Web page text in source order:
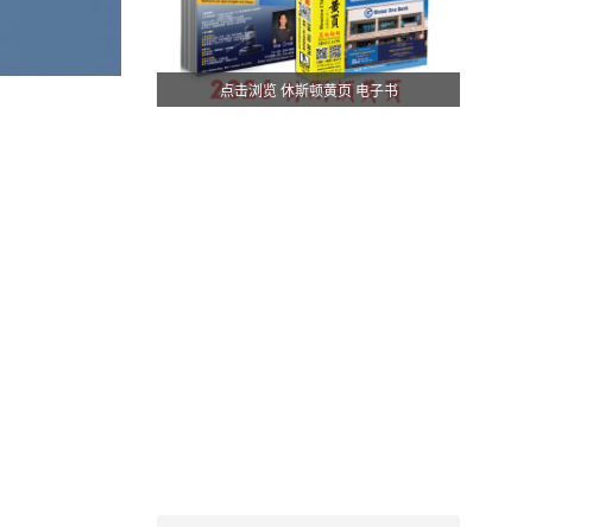
点击浏览 休斯顿黄页 电子书